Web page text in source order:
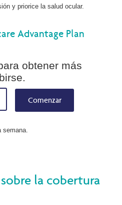
y priorice la salud ocular.
Advantage Plan
obtener más
Comenzar
semana.
la cobertura